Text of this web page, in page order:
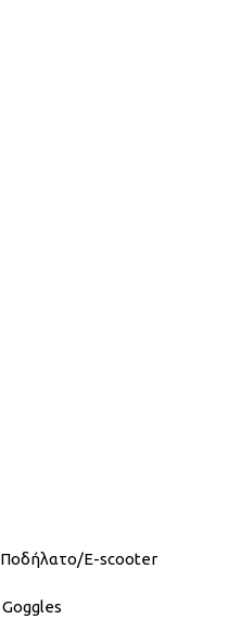
Ποδήλατο/E-scooter
Goggles